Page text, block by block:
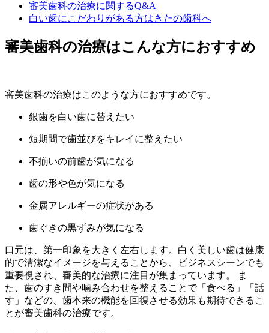
審美歯科の治療に関するQ&A
白い歯にこだわりがある方はきたの歯科へ
審美歯科の治療はこんな方におすすめ
審美歯科の治療はこのような方におすすめです。
銀歯を白い歯に替えたい
短期間で歯並びをキレイに整えたい
不揃いの前歯が気になる
歯の形や色が気になる
金属アレルギーの症状がある
歯ぐきの黒ずみが気になる
口元は、第一印象を大きく左右します。白く美しい歯は健康
的で清潔なイメージを与えることから、ビジネスシーンでも
重要視され、審美的な治療に注目が集まっています。 ま
た、歯のすき間や噛み合わせを整えることで「食べる」「話
す」などの、歯本来の機能を回復させる効果も期待できるこ
とが審美歯科の治療です。